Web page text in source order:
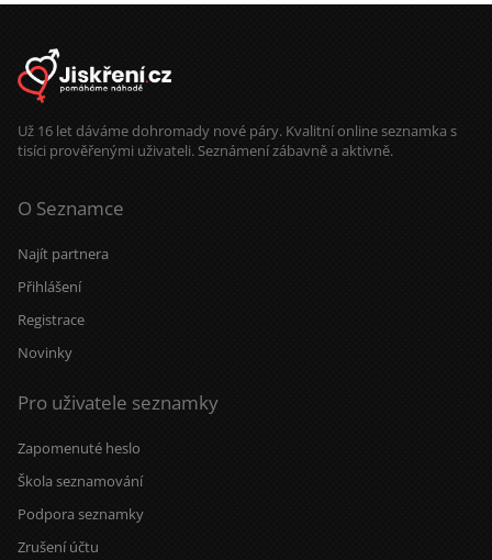
nehrají. Nehledám dokonalost, spíš
Už 16 let dáváme dohromady nové páry. Kvalitní online seznamka s
tisíci prověřenými uživateli. Seznámení zábavně a aktivně.
O Seznamce
Najít partnera
Přihlášení
Registrace
Novinky
Pro uživatele seznamky
Zapomenuté heslo
Škola seznamování
Podpora seznamky
Zrušení účtu